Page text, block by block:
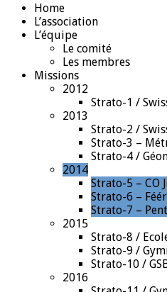
Home
L’association
L’équipe
Le comité
Les membres
Missions
2012
Strato-1 /
2013
Strato-2 /
Strato-3 –
Strato-4 /
2014
Strato-5 – CO
Strato-6 –
Strato-7 –
2015
Strato-8 /
Strato-9 /
Strato-10 /
2016